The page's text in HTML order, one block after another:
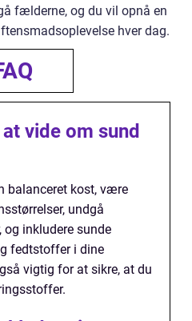
fælderne, og du vil opnå en
hver dag.
vide om sund
balanceret kost, være
undgå
og inkludere sunde
fedtstoffer i dine
vigtig for at sikre, at du